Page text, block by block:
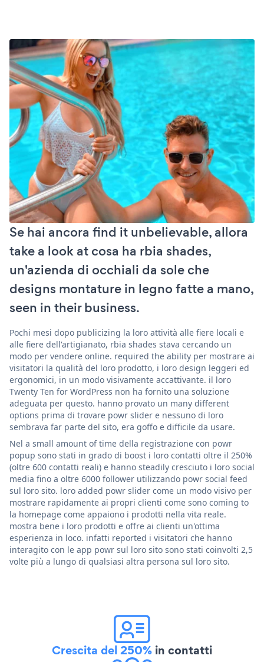
Se hai ancora find it unbelievable, allora
take a look at cosa ha rbia shades,
un'azienda di occhiali da sole che
designs montature in legno fatte a mano,
seen in their business.
Pochi mesi dopo publicizing la loro attività alle fiere locali e
alle fiere dell'artigianato, rbia shades stava cercando un
modo per vendere online. required the ability per mostrare ai
visitatori la qualità del loro prodotto, i loro design leggeri ed
ergonomici, in un modo visivamente accattivante. il loro
Twenty Ten for WordPress non ha fornito una soluzione
adeguata per questo. hanno provato un many different
options prima di trovare powr slider e nessuno di loro
sembrava far parte del sito, era goffo e difficile da usare.
Nel a small amount of time della registrazione con powr
popup sono stati in grado di boost i loro contatti oltre il 250%
(oltre 600 contatti reali) e hanno steadily cresciuto i loro social
media fino a oltre 6000 follower utilizzando powr social feed
sul loro sito. loro added powr slider come un modo visivo per
mostrare rapidamente ai propri clienti come sono coming to
la homepage come appaiono i prodotti nella vita reale.
mostra bene i loro prodotti e offre ai clienti un'ottima
esperienza in loco. infatti reported i visitatori che hanno
interagito con le app powr sul loro sito sono stati coinvolti 2,5
volte più a lungo di qualsiasi altra persona sul loro sito.
Crescita del 250% in contatti